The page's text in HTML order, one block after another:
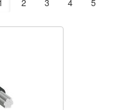
2 3 4 5